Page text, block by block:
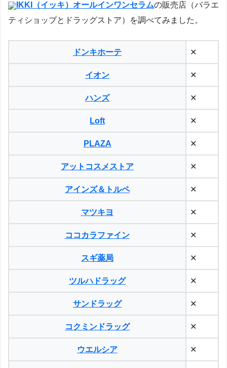
IKKI（イッキ）オールインワンセラムの販売店（バラエ
ティショップとドラッグストア）を調べてみました。
ドンキホーテ ✕
イオン ✕
ハンズ ✕
Loft ✕
PLAZA ✕
アットコスメストア ✕
アインズ＆トルペ ✕
マツキヨ ✕
ココカラファイン ✕
スギ薬局 ✕
ツルハドラッグ ✕
サンドラッグ ✕
コクミンドラッグ ✕
ウエルシア ✕